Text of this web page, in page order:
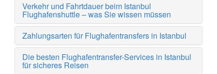
Verkehr und Fahrtdauer beim Istanbul
Flughafenshuttle – was Sie wissen müssen
Zahlungsarten für Flughafentransfers in Istanbul
Die besten Flughafentransfer-Services in Istanbul
für sicheres Reisen